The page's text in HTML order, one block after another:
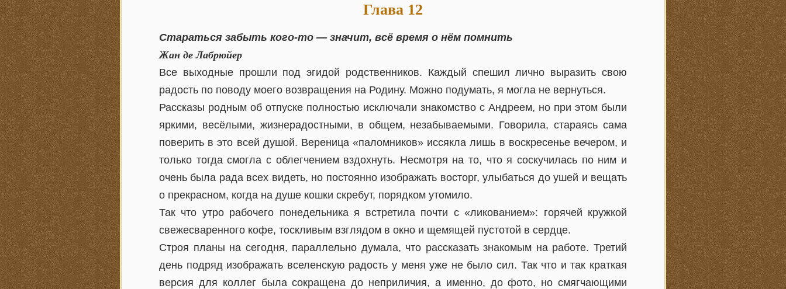
Глава 12
Стараться забыть кого-то — значит, всё время о нём помнить
Жан де Лабрюйер
Все выходные прошли под эгидой родственников. Каждый спешил лично выразить свою
радость по поводу моего возвращения на Родину. Можно подумать, я могла не вернуться.
Рассказы родным об отпуске полностью исключали знакомство с Андреем, но при этом были
яркими, весёлыми, жизнерадостными, в общем, незабываемыми. Говорила, стараясь сама
поверить в это всей душой. Вереница «паломников» иссякла лишь в воскресенье вечером, и
только тогда смогла с облегчением вздохнуть. Несмотря на то, что я соскучилась по ним и
очень была рада всех видеть, но постоянно изображать восторг, улыбаться до ушей и вещать
о прекрасном, когда на душе кошки скребут, порядком утомило.
Так что утро рабочего понедельника я встретила почти с «ликованием»: горячей кружкой
свежесваренного кофе, тоскливым взглядом в окно и щемящей пустотой в сердце.
Строя планы на сегодня, параллельно думала, что рассказать знакомым на работе. Третий
день подряд изображать вселенскую радость у меня уже не было сил. Так что и так краткая
версия для коллег была сокращена до неприличия, а именно, до фото, но смягчающими